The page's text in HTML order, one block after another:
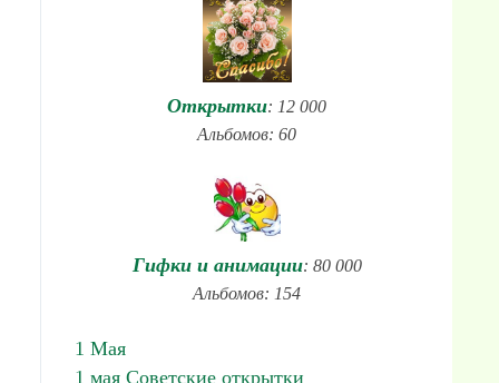
Открытки: 12 000
Альбомов: 60
Гифки и анимации: 80 000
Альбомов: 154
1 Мая
1 мая Советские открытки